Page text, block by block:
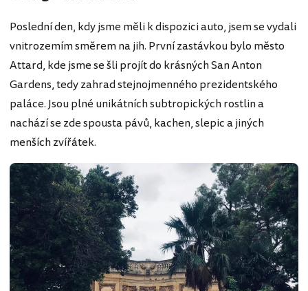
Poslední den, kdy jsme měli k dispozici auto, jsem se vydali
vnitrozemím směrem na jih. První zastávkou bylo město
Attard, kde jsme se šli projít do krásných San Anton
Gardens, tedy zahrad stejnojmenného prezidentského
paláce. Jsou plné unikátních subtropických rostlin a
nachází se zde spousta pávů, kachen, slepic a jiných
menších zvířátek.